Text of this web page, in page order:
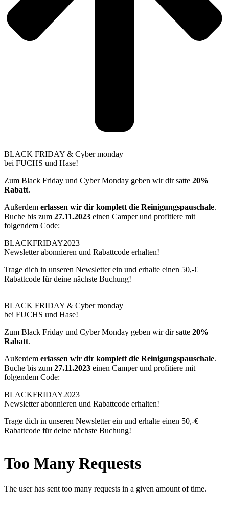
BLACK FRIDAY & Cyber monday
bei FUCHS und Hase!
Zum Black Friday und Cyber Monday geben wir dir satte 20%
Rabatt.
Außerdem erlassen wir dir komplett die Reinigungspauschale.
Buche bis zum 27.11.2023 einen Camper und profitiere mit
folgendem Code:
BLACKFRIDAY2023
Newsletter abonnieren und Rabattcode erhalten!
Trage dich in unseren Newsletter ein und erhalte einen 50,-€
Rabattcode für deine nächste Buchung!